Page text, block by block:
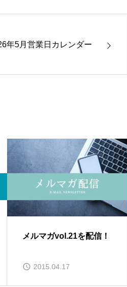
年5月営業日カレンダー
メルマガvol.21を配信！
2015.04.17